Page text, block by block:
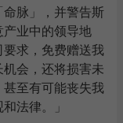
脉」，并警告斯
业中的领导地
求，免费赠送我
会，还将损害未
至有可能丧失我
法律。」